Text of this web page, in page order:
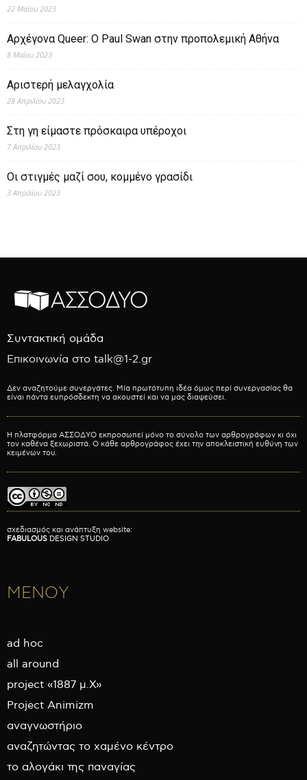
22 Μαΐου 2023
Αρχέγονα Queer: O Paul Swan στην προπολεμική Αθήνα
8 Μαΐου 2023
Αριστερή μελαγχολία
28 Απριλίου 2023
Στη γη είμαστε πρόσκαιρα υπέροχοι
7 Απριλίου 2023
Οι στιγμές μαζί σου, κομμένο γρασίδι
3 Απριλίου 2023
Συντακτική ομάδα
Επικοινωνία στο talk@1-2.gr
Δεν αναζητούμε συνεργάτες. Μία πρωτότυπη ιδέα όμως περί συνεργασίας θα
είναι πάντα ευπρόσδεκτη να ακουστεί και να μας διαψεύσει.
Η πλατφόρμα ΑΣΣΟΔΥΟ εκπροσωπεί μόνο το σύνολο των αρθρογράφων κι όχι
τον καθένα ξεχωριστά. Ο κάθε αρθρογράφος έχει την αποκλειστική ευθύνη των
κειμένων του.
σχεδιασμός και ανάπτυξη website:
FABULOUS DESIGN STUDIO
ΜΕΝΟΥ
ad hoc
all around
project «1887 μ.Χ»
Project Animizm
αναγνωστήριο
αναζητώντας το χαμένο κέντρο
το αλογάκι της παναγίας